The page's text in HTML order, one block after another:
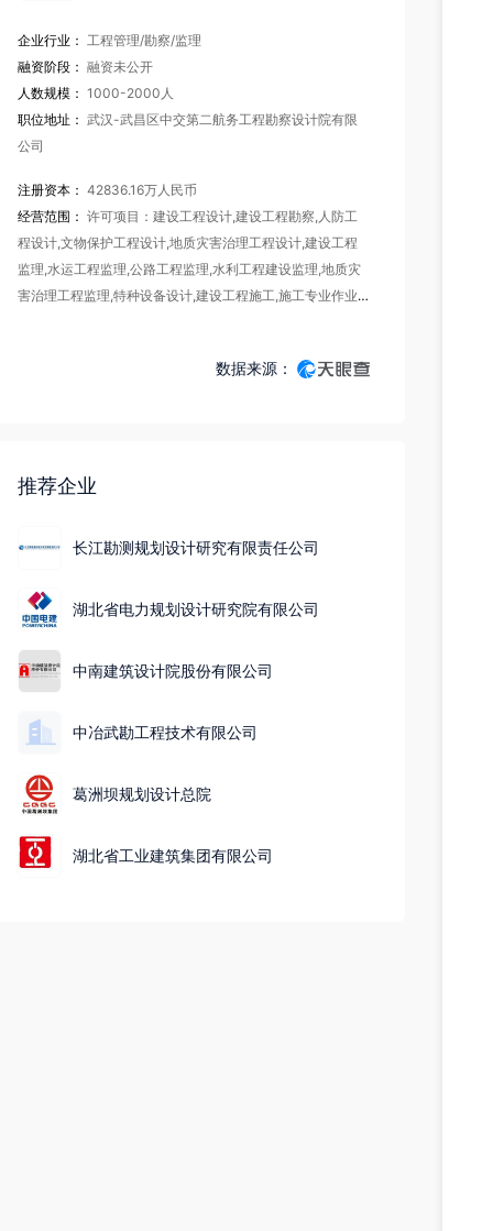
企业行业： 工程管理/勘察/监理
融资阶段： 融资未公开
人数规模： 1000-2000人
职位地址： 武汉-武昌区中交第二航务工程勘察设计院有限
公司
注册资本： 42836.16万人民币
经营范围： 许可项目：建设工程设计,建设工程勘察,人防工
程设计,文物保护工程设计,地质灾害治理工程设计,建设工程
监理,水运工程监理,公路工程监理,水利工程建设监理,地质灾
害治理工程监理,特种设备设计,建设工程施工,施工专业作业,
建筑劳务分包,港口经营,地质灾害治理工程勘查,文物保护工
刷,对外劳务合作,建筑智能化系统设计,互联网信息服务,公路
门批准文件或许可证件为准）一般项目：工业工程设计服务,
程技术服务（规划管理、勘察、设计、监理除外）,风力发电
承包工程,工程管理服务,劳务服务（不含劳务派遣）,地质勘
查技术服务,基础地质勘查,计量技术服务,水利相关咨询服务,
技术服务、技术开发、技术咨询、技术交流、技术转让、技
术推广,融资咨询服务,旅游开发项目策划咨询,社会稳定风险
评估,社会经济咨询服务,工程造价咨询业务,环保咨询服务,水
环境污染防治服务,生态资源监测,污水处理及其再生利用,水
理服务,土壤环境污染防治服务,大气环境污染防治服务,土壤
数据来源：
推荐企业
长江勘测规划设计研究有限责任公司
湖北省电力规划设计研究院有限公司
中南建筑设计院股份有限公司
中冶武勘工程技术有限公司
葛洲坝规划设计总院
湖北省工业建筑集团有限公司